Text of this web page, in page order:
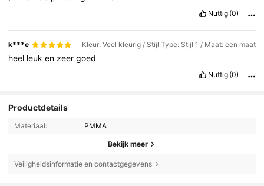
Nuttig (0)
k***e Kleur: Veel kleurig / Stijl Type: Stijl 1 / Maat: een maat
heel leuken zeergoed
Nuttig (0)
Productdetails
Materiaal: PMMA
Bekijk meer
Veiligheidsinformatie en contactgegevens